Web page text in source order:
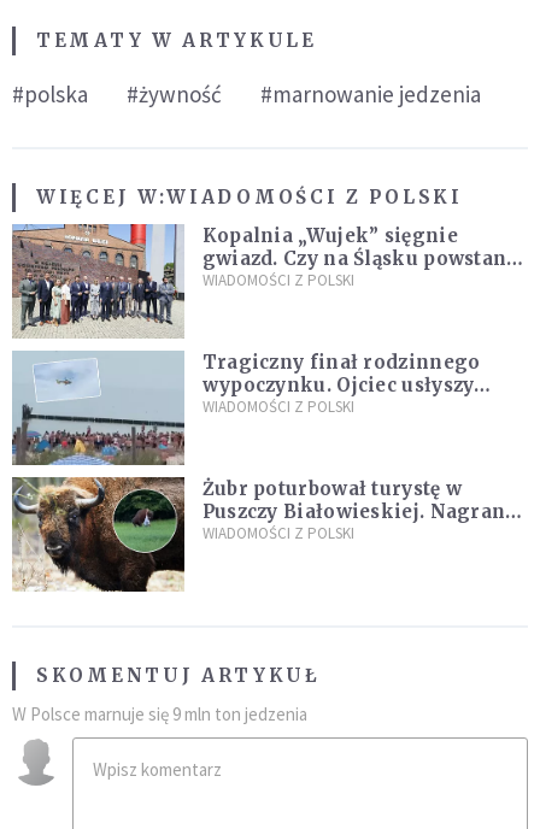
TEMATY W ARTYKULE
#polska #żywność #marnowanie jedzenia
WIĘCEJ W:WIADOMOŚCI Z POLSKI
Kopalnia „Wujek” sięgnie
gwiazd. Czy na Śląsku powstanie
„Dolina Krzemowa”?
WIADOMOŚCI Z POLSKI
Tragiczny finał rodzinnego
wypoczynku. Ojciec usłyszy
zarzuty
WIADOMOŚCI Z POLSKI
Żubr poturbował turystę w
Puszczy Białowieskiej. Nagranie
daje do myślenia
WIADOMOŚCI Z POLSKI
SKOMENTUJ ARTYKUŁ
W Polsce marnuje się 9 mln ton jedzenia